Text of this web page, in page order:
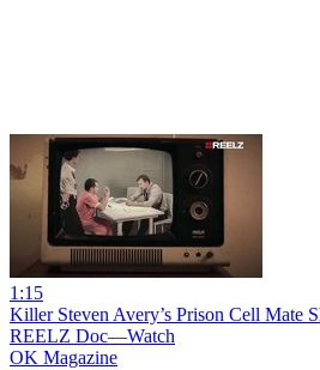
1:15
Killer Steven Avery’s Prison Cell Mate
REELZ Doc—Watch
OK Magazine